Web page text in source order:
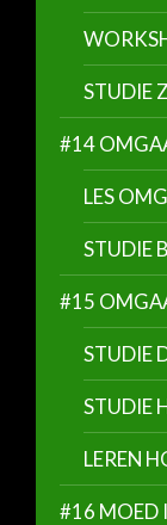
STUDIE
#14
LES
STUDIE
#15
STUDIE
STUDIE
LEREN
#16 MOED